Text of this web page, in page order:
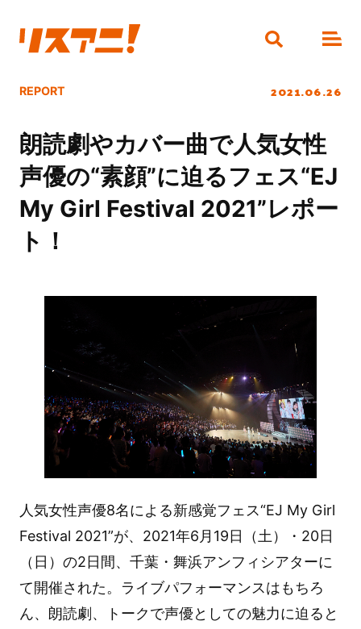
REPORT 2021.06.26
朗読劇やカバー曲で人気女性
声優の“素顔”に迫るフェス“EJ
My Girl Festival 2021”レポー
ト！
人気女性声優8名による新感覚フェス“EJ My Girl
Festival 2021”が、2021年6月19日（土）・20日
（日）の2日間、千葉・舞浜アンフィシアターに
て開催された。ライブパフォーマンスはもちろ
ん、朗読劇、トークで声優としての魅力に迫ると